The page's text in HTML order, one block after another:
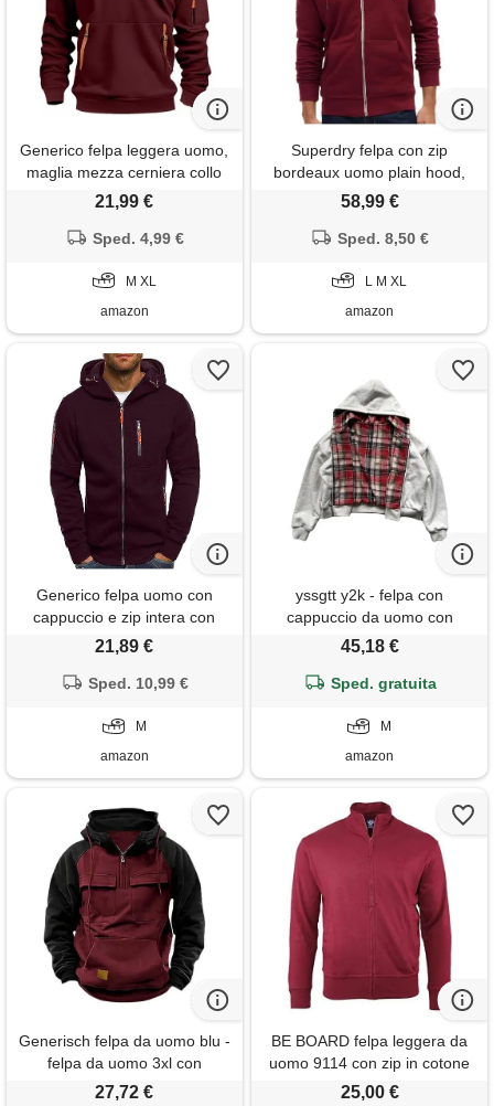
Generico felpa leggera uomo,
maglia mezza cerniera collo
alto. Pullover per attività
uso quotidiano, vestibilità
21,99 €
Sped. 4,99 €
M XL
amazon
Superdry felpa con zip
bordeaux uomo plain hood,
bordeaux, l
58,99 €
Sped. 8,50 €
L M XL
amazon
Generico felpa uomo con
cappuccio e zip intera con
tasche laterali cotone leggera
lunghe con cerniera sweater
21,89 €
Sped. 10,99 €
M
amazon
yssgtt y2k - felpa con
cappuccio da uomo con
cerniera reversibile a
45,18 €
Sped. gratuita
M
amazon
Generisch felpa da uomo blu -
felpa da uomo 3xl con
cappuccio giacca da mezza
27,72 €
BE BOARD felpa leggera da
uomo 9114 con zip in cotone
con tasche
25,00 €